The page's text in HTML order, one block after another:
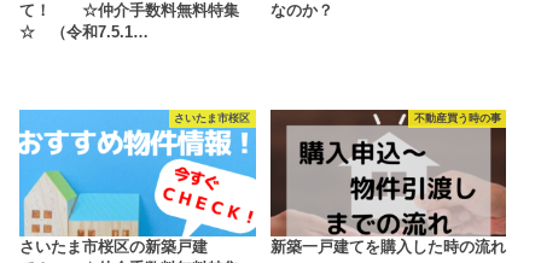
て！ ☆仲介手数料無料特集
☆ （令和7.5.1…
なのか？
さいたま市桜区
さいたま市桜区の新築戸建
不動産買う時の事
新築一戸建てを購入した時の流れ